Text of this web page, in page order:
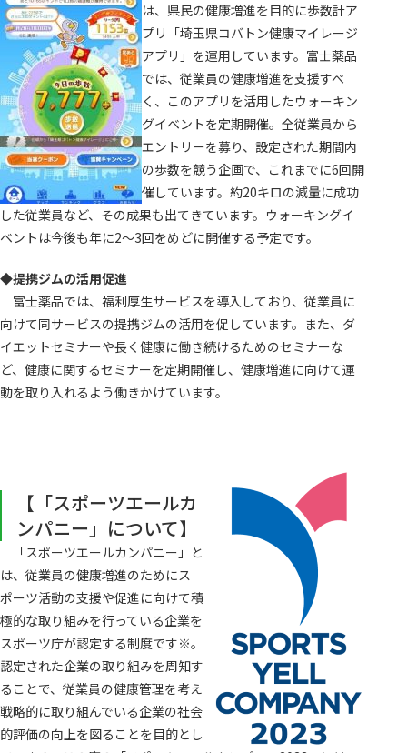
は、県民の健康増進を目的に歩数計ア
プリ「埼玉県コバトン健康マイレージ
アプリ」を運用しています。富士薬品
では、従業員の健康増進を支援すべ
く、このアプリを活用したウォーキン
グイベントを定期開催。全従業員から
エントリーを募り、設定された期間内
の歩数を競う企画で、これまでに6回開
催しています。約20キロの減量に成功
した従業員など、その成果も出てきています。ウォーキングイ
ベントは今後も年に2～3回をめどに開催する予定です。
◆提携ジムの活用促進
富士薬品では、福利厚生サービスを導入しており、従業員に
向けて同サービスの提携ジムの活用を促しています。また、ダ
イエットセミナーや長く健康に働き続けるためのセミナーな
ど、健康に関するセミナーを定期開催し、健康増進に向けて運
動を取り入れるよう働きかけています。
【「スポーツエールカ
ンパニー」について】
「スポーツエールカンパニー」と
は、従業員の健康増進のためにス
ポーツ活動の支援や促進に向けて積
極的な取り組みを行っている企業を
スポーツ庁が認定する制度です※。
認定された企業の取り組みを周知す
ることで、従業員の健康管理を考え
戦略的に取り組んでいる企業の社会
的評価の向上を図ることを目的とし